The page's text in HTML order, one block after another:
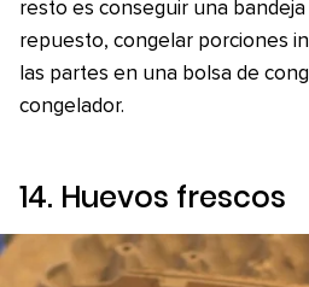
resto es conseguir una
repuesto, congelar porciones
las partes en una bolsa de
congelador.
14. Huevos frescos